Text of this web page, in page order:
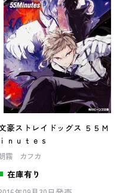
豪ストレイドッグス ５５Ｍ
ｉｎｕｔｅｓ
霧 カフカ
在庫有り